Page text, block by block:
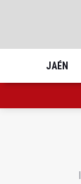
JAÉN